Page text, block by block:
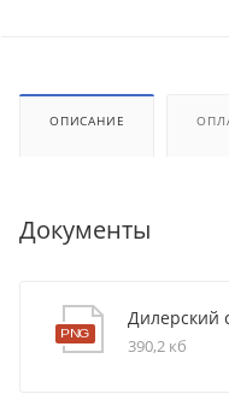
ОПИСАНИЕ
Документы
Дилерский
390,2 кб